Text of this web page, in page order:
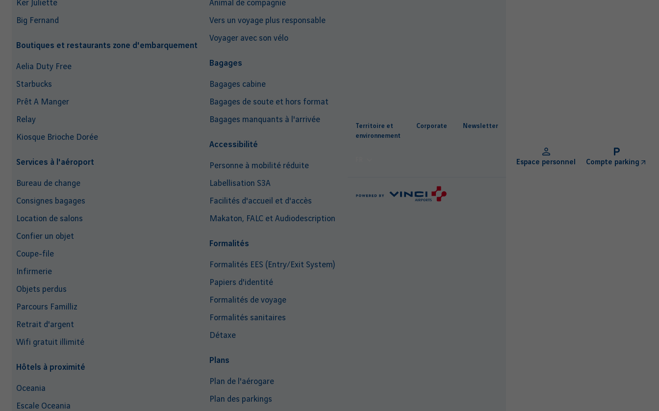
Ker Juliette
Big Fernand
Boutiques et restaurants zone d'embarquement
Aelia Duty Free
Starbucks
Prêt A Manger
Relay
Kiosque Brioche Dorée
Services à l'aéroport
Bureau de change
Consignes bagages
Location de salons
Confier un objet
Coupe-file
Infirmerie
Objets perdus
Parcours Familliz
Retrait d'argent
Wifi gratuit illimité
Hôtels à proximité
Oceania
Escale Oceania
Animal de compagnie
Vers un voyage plus responsable
Voyager avec son vélo
Bagages
Bagages cabine
Bagages de soute et hors format
Bagages manquants à l'arrivée
Accessibilité
Personne à mobilité réduite
Labellisation S3A
Facilités d'accueil et d'accès
Makaton, FALC et Audiodescription
Formalités
Formalités EES (Entry/Exit System)
Papiers d'identité
Formalités de voyage
Formalités sanitaires
Détaxe
Plans
Plan de l'aérogare
Plan des parkings
Territoire et
environnement
Corporate Newsletter
Espace personnel Compte parking